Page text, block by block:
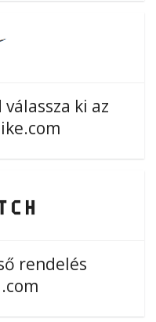
ki az
rendelés